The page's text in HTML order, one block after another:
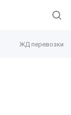
ЖД перевозки